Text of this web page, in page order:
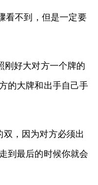
看不到，但是一定要
刚好大对方一个牌的
的大牌和出手自己手
，因为对方必须出
到最后的时候你就会